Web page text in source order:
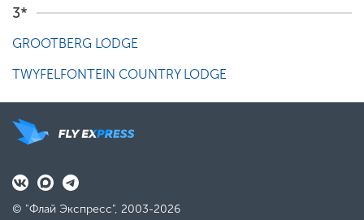
3*
GROOTBERG LODGE
TWYFELFONTEIN COUNTRY LODGE
© "Флай Экспресс", 2003-2026